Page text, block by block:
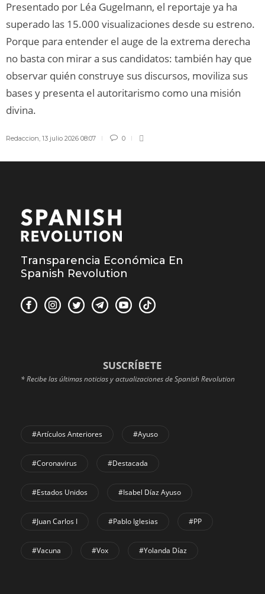
Presentado por Léa Gugelmann, el reportaje ya ha
superado las 15.000 visualizaciones desde su estreno.
Porque para entender el auge de la extrema derecha
no basta con mirar a sus candidatos: también hay que
observar quién construye sus discursos, moviliza sus
bases y presenta el autoritarismo como una misión
divina.
Redaccion, 13 julio 2026 08:07 0
Transparencia Económica En
Spanish Revolution
SUSCRÍBETE
* Recibe las últimas noticias y actualizaciones de Spanish Revolution
#Artículos Anteriores #Ayuso
#coronavirus #Destacada
#Estados Unidos #Isabel Díaz Ayuso
#Juan Carlos I #Pablo Iglesias #PP
#Vacuna #Vox #Yolanda Díaz